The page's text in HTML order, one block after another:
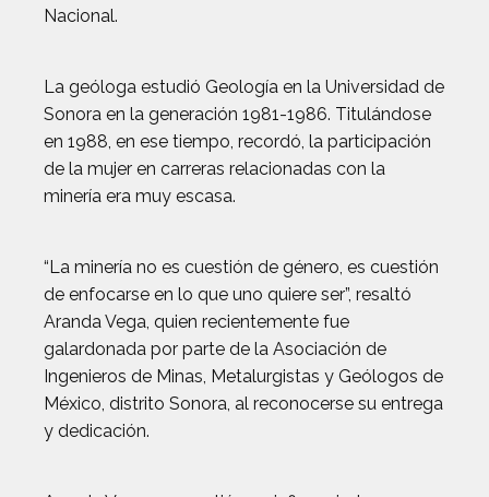
Nacional.
La geóloga estudió Geología en la Universidad de
Sonora en la generación 1981-1986. Titulándose
en 1988, en ese tiempo, recordó, la participación
de la mujer en carreras relacionadas con la
minería era muy escasa.
“La minería no es cuestión de género, es cuestión
de enfocarse en lo que uno quiere ser”, resaltó
Aranda Vega, quien recientemente fue
galardonada por parte de la Asociación de
Ingenieros de Minas, Metalurgistas y Geólogos de
México, distrito Sonora, al reconocerse su entrega
y dedicación.